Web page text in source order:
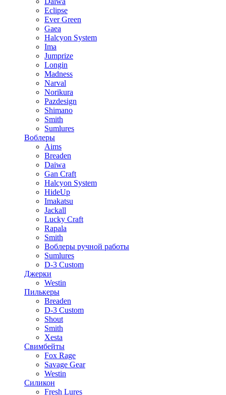
Eclipse
Ever Green
Gaea
Halcyon System
Ima
Jumprize
Longin
Madness
Narval
Norikura
Pazdesign
Shimano
Smith
Sumlures
Воблеры
Aims
Breaden
Daiwa
Gan Craft
Halcyon System
HideUp
Imakatsu
Jackall
Lucky Craft
Rapala
Smith
Воблеры ручной работы
Sumlures
D-3 Custom
Джерки
Westin
Пилькеры
Breaden
D-3 Custom
Shout
Smith
Xesta
Свимбейты
Fox Rage
Savage Gear
Westin
Силикон
Fresh Lures